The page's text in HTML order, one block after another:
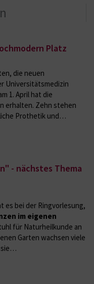
Platz
die neuen
Universitätsmedizin
1. April hat die
erhalten. Zehn stehen
Prothetik und…
- nächstes Thema
es bei der Ringvorlesung,
im eigenen
für Naturheilkunde an
Garten wachsen viele
sie…